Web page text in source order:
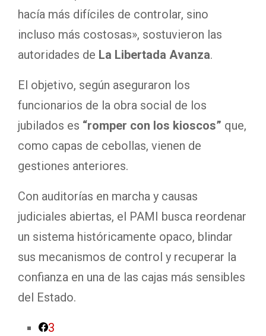
hacía más difíciles de controlar, sino
incluso más costosas», sostuvieron las
autoridades de La Libertada Avanza.
El objetivo, según aseguraron los
funcionarios de la obra social de los
jubilados es “romper con los kioscos” que,
como capas de cebollas, vienen de
gestiones anteriores.
Con auditorías en marcha y causas
judiciales abiertas, el PAMI busca reordenar
un sistema históricamente opaco, blindar
sus mecanismos de control y recuperar la
confianza en una de las cajas más sensibles
del Estado.
3